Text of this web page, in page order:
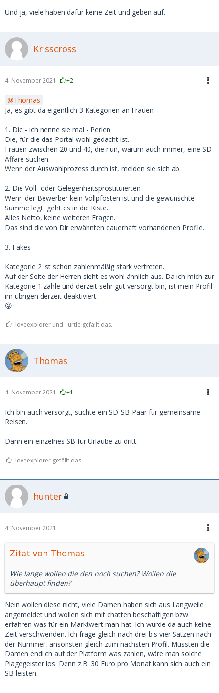
Und ja, viele haben dafür keine Zeit und geben auf.
Krisscross
4. November 2021 +2
Thomas
Ja, es gibt da eigentlich 3 Kategorien an Frauen.
1. Die - ich nenne sie mal - Perlen
Die, für die das Portal wohl gedacht ist.
Frauen zwischen 20 und 40, die nun, warum auch immer, eine SD
Affäre suchen.
Wenn der Auswahlprozess durch ist, melden sie sich ab.
2. Die Voll- oder Gelegenheitsprostituierten
Wenn der Bewerber kein Vollpfosten ist und die gewünschte
Summe legt, geht es in die Kiste.
Alles Netto, keine weiteren Fragen.
Das sind die von Dir erwähnten dauerhaft vorhandenen Profile.
3. Fakes
Kategorie 2 ist schon zahlenmäßig stark vertreten.
Auf der Seite der Herren sieht es wohl ähnlich aus. Da ich mich zur
Kategorie 1 zähle und derzeit sehr gut versorgt bin, ist mein Profil
im übrigen derzeit deaktiviert.
😜
loveexplorer und Turtle gefällt das.
Thomas
4. November 2021 +1
Ich bin auch versorgt, suchte ein SD-SB-Paar für gemeinsame
Reisen.
Dann ein einzelnes SB für Urlaube zu dritt.
loveexplorer gefällt das.
hunter
4. November 2021
Zitat von Thomas
Wie lange wollen die den noch suchen? Wollen die
überhaupt finden?
Nein wollen diese nicht, viele Damen haben sich aus Langweile
angemeldet und wollen sich mit chatten beschäftigen bzw.
erfahren was für ein Marktwert man hat. Ich würde da auch keine
Zeit verschwenden. Ich frage gleich nach drei bis vier Sätzen nach
der Nummer, ansonsten gleich zum nächsten Profil. Müssten die
Damen endlich auf der Platform was zahlen, wäre man solche
Plagegeister los. Denn z.B. 30 Euro pro Monat kann sich auch ein
SB leisten.